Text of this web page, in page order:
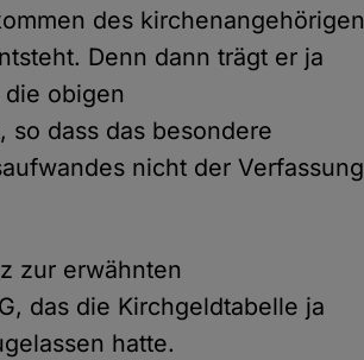
des kirchenangehörigen
Denn dann trägt er ja
obigen
so dass das besondere
nicht der Verfassung
zur erwähnten
das die Kirchgeldtabelle ja
hatte.